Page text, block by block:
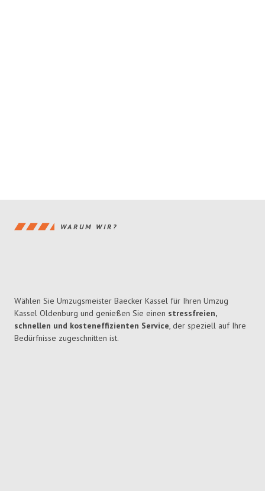
WARUM WIR?
Wählen Sie Umzugsmeister Baecker Kassel für Ihren Umzug
Kassel Oldenburg und genießen Sie einen stressfreien,
schnellen und kosteneffizienten Service, der speziell auf Ihre
Bedürfnisse zugeschnitten ist.